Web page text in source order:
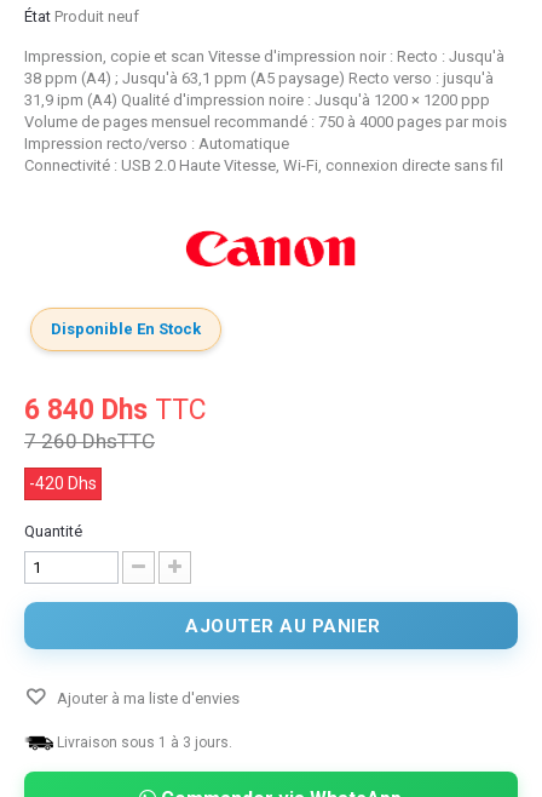
État Produit neuf
Impression, copie et scan Vitesse d'impression noir : Recto : Jusqu'à
38 ppm (A4) ; Jusqu'à 63,1 ppm (A5 paysage) Recto verso : jusqu'à
31,9 ipm (A4) Qualité d'impression noire : Jusqu'à 1200 × 1200 ppp
Volume de pages mensuel recommandé : 750 à 4000 pages par mois
Impression recto/verso : Automatique
Connectivité : USB 2.0 Haute Vitesse, Wi-Fi, connexion directe sans fil
Disponible En Stock
6 840 Dhs TTC
7 260 DhsTTC
-420 Dhs
Quantité
AJOUTER AU PANIER
Ajouter à ma liste d'envies
Livraison sous 1 à 3 jours.